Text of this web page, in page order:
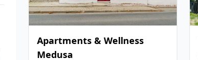
Apartments & Wellness
Medusa